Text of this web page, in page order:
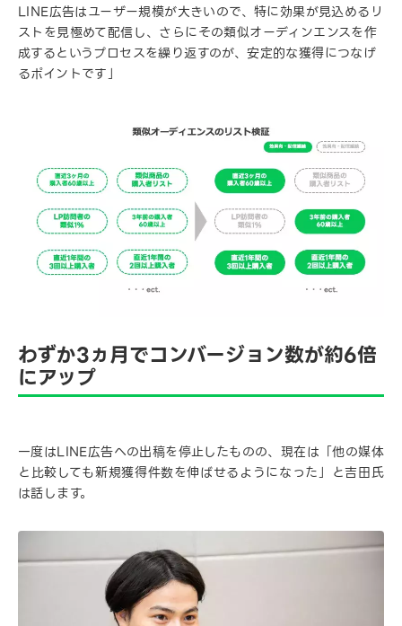
LINE広告はユーザー規模が大きいので、特に効果が見込めるリ
ストを見極めて配信し、さらにその類似オーディンエンスを作
成するというプロセスを繰り返すのが、安定的な獲得につなげ
るポイントです」
わずか3ヵ月でコンバージョン数が約6倍
にアップ
一度はLINE広告への出稿を停止したものの、現在は「他の媒体
と比較しても新規獲得件数を伸ばせるようになった」と吉田氏
は話します。